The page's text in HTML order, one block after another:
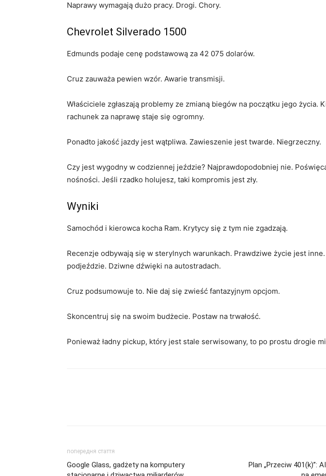
Naprawy wymagają dużo pracy. Drogi. Chory.
Chevrolet Silverado 1500
Edmunds podaje cenę podstawową za 42 075 dolarów.
Cruz zauważa pewien wzór. Awarie transmisji.
Właściciele zgłaszają problemy ze zmianą biegów na początku jego życia.
rachunek za naprawę staje się ogromny.
Ponadto jakość jazdy jest wątpliwa. Zawieszenie jest twarde. Niegrzeczny.
Czy jest wygodny w codziennej jeździe? Najprawdopodobniej nie.
nośności. Jeśli rzadko holujesz, taki kompromis jest zły.
Wyniki
Samochód i kierowca kocha Ram. Krytycy się z tym nie zgadzają.
Recenzje odbywają się w sterylnych warunkach. Prawdziwe życie jest
podjeździe. Dziwne dźwięki na autostradach.
Cruz podsumowuje to. Nie daj się zwieść fantazyjnym opcjom.
Skoncentruj się na swoim budżecie. Postaw na trwałość.
Ponieważ ładny pickup, który jest stale serwisowany, to po prostu drogie
попередня стаття
Google Glass, gadżety na komputery
Plan „Przeciw 401(k)”: